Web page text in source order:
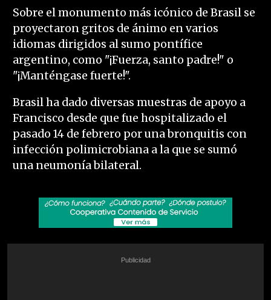
Sobre el monumento más icónico de Brasil se
proyectaron gritos de ánimo en varios
idiomas dirigidos al sumo pontífice
argentino, como "¡Fuerza, santo padre!" o
"¡Manténgase fuerte!".
Brasil ha dado diversas muestras de apoyo a
Francisco desde que fue hospitalizado el
pasado 14 de febrero por una bronquitis con
infección polimicrobiana a la que se sumó
una neumonía bilateral.